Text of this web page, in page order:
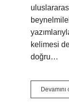
kelimesi
doğru…